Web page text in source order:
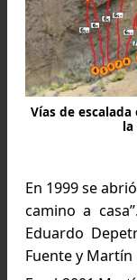
alcanzar la
el equipo y
alcanzar su
y Pablo De
y esa vía
esquelense
algunas
tuvo gran
fue la
de la